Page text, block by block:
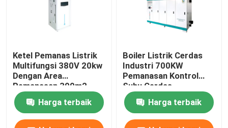
Ketel Pemanas Listrik
Multifungsi 380V 20kw
Dengan Area
Pemanasan 300m2
Harga terbaik
Boiler Listrik Cerdas
Industri 700KW
Pemanasan Kontrol
Suhu Cerdas
Harga terbaik